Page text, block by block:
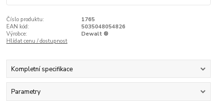
Číslo produktu:
1765
EAN kód:
5035048054826
Výrobce:
Dewalt ®
Hlídat cenu / dostupnost
Kompletní specifikace
Parametry